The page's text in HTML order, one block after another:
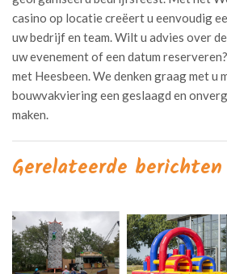
casino op locatie creëert u eenvoudig
uw bedrijf en team. Wilt u advies over
uw evenement of een datum
met Heesbeen. We denken graag met u
bouwvakviering een geslaagd en
maken.
Gerelateerde berichten